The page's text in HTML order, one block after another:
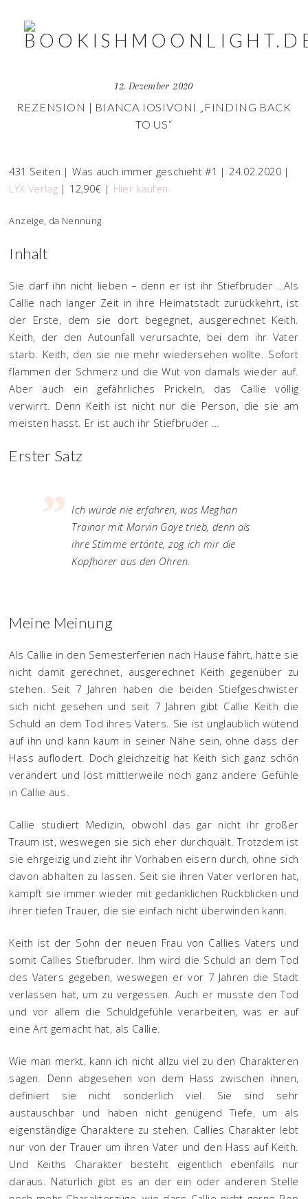
12. Dezember 2020
REZENSION | BIANCA IOSIVONI „FINDING BACK
TO US“
431 Seiten | Was auch immer geschieht #1 | 24.02.2020 |
LYX Verlag | 12,90€ | Hier kaufen
Anzeige, da Nennung
Inhalt
Sie darf ihn nicht lieben – denn er ist ihr Stiefbruder …Als
Callie nach langer Zeit in ihre Heimatstadt zurückkehrt, ist
der Erste, dem sie dort begegnet, ausgerechnet Keith.
Keith, der den Autounfall verursachte, bei dem ihr Vater
starb. Keith, den sie nie mehr wiedersehen wollte. Sofort
flammen der Schmerz und die Wut von damals wieder auf.
Aber auch ein gefährliches Prickeln, das Callie völlig
verwirrt. Denn Keith ist nicht nur die Person, die sie am
meisten hasst. Er ist auch ihr Stiefbruder …
Erster Satz
Ich würde nie erfahren, was Meghan
Trainor mit Marvin Gaye trieb, denn als
ihre Stimme ertönte, zog ich mir die
Kopfhörer aus den Ohren.
Meine Meinung
Als Callie in den Semesterferien nach Hause fährt, hätte sie
nicht damit gerechnet, ausgerechnet Keith gegenüber zu
stehen. Seit 7 Jahren haben die beiden Stiefgeschwister
sich nicht gesehen und seit 7 Jahren gibt Callie Keith die
Schuld an dem Tod ihres Vaters. Sie ist unglaublich wütend
auf ihn und kann kaum in seiner Nähe sein, ohne dass der
Hass auflodert. Doch gleichzeitig hat Keith sich ganz schön
verändert und löst mittlerweile noch ganz andere Gefühle
in Callie aus.
Callie studiert Medizin, obwohl das gar nicht ihr großer
Traum ist, weswegen sie sich eher durchquält. Trotzdem ist
sie ehrgeizig und zieht ihr Vorhaben eisern durch, ohne sich
davon abhalten zu lassen. Seit sie ihren Vater verloren hat,
kämpft sie immer wieder mit gedanklichen Rückblicken und
ihrer tiefen Trauer, die sie einfach nicht überwinden kann.
Keith ist der Sohn der neuen Frau von Callies Vaters und
somit Callies Stiefbruder. Ihm wird die Schuld an dem Tod
des Vaters gegeben, weswegen er vor 7 Jahren die Stadt
verlassen hat, um zu vergessen. Auch er musste den Tod
und vor allem die Schuldgefühle verarbeiten, was er auf
eine Art gemacht hat, als Callie.
Wie man merkt, kann ich nicht allzu viel zu den Charakteren
sagen. Denn abgesehen von dem Hass zwischen ihnen,
definiert sie nicht sonderlich viel. Sie sind sehr
austauschbar und haben nicht genügend Tiefe, um als
eigenständige Charaktere zu stehen. Callies Charakter lebt
nur von der Trauer um ihren Vater und den Hass auf Keith.
Und Keiths Charakter besteht eigentlich ebenfalls nur
daraus. Natürlich gibt es an der ein oder anderen Stelle